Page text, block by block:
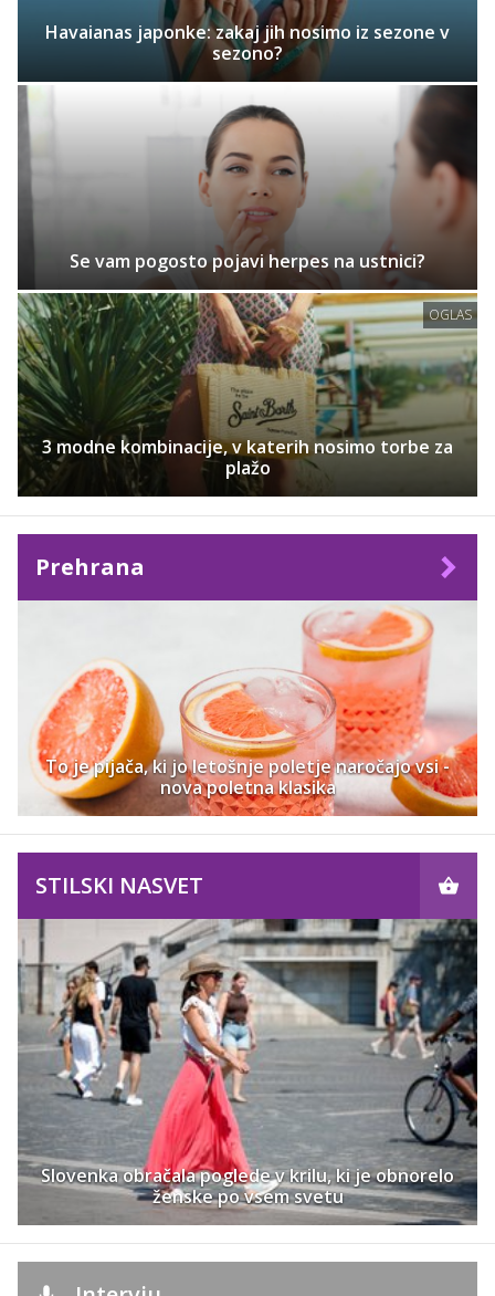
Havaianas japonke: zakaj jih nosimo iz sezone v
sezono?
Se vam pogosto pojavi herpes na ustnici?
OGLAS
3 modne kombinacije, v katerih nosimo torbe za
plažo
Prehrana
To je pijača, ki jo letošnje poletje naročajo vsi -
nova poletna klasika
STILSKI NASVET
Slovenka obračala poglede v krilu, ki je obnorelo
ženske po vsem svetu